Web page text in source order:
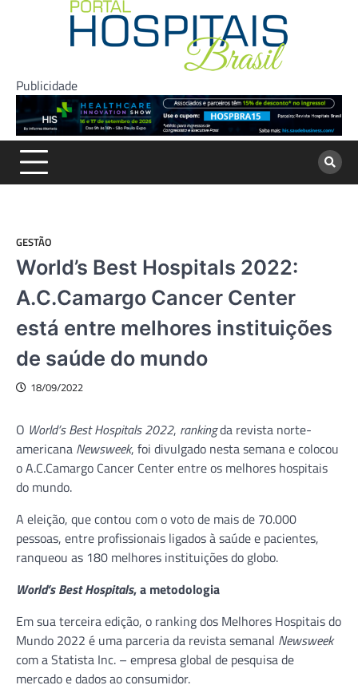
Publicidade
GESTÃO
World’s Best Hospitals 2022:
A.C.Camargo Cancer Center
está entre melhores instituições
de saúde do mundo
18/09/2022
O World’s Best Hospitals 2022, rankingda revista norte-
americana Newsweek, foi divulgado nesta semana e colocou
o A.C.Camargo Cancer Center entre os melhores hospitais
do mundo.
A eleição, que contou com o voto de mais de 70.000
pessoas, entre profissionais ligados à saúde e pacientes,
ranqueou as 180 melhores instituições do globo.
World’s Best Hospitals, a metodologia
Em sua terceira edição, o ranking dos Melhores Hospitais do
Mundo 2022 é uma parceria da revista semanal Newsweek
com a Statista Inc. – empresa global de pesquisa de
mercado e dados ao consumidor.